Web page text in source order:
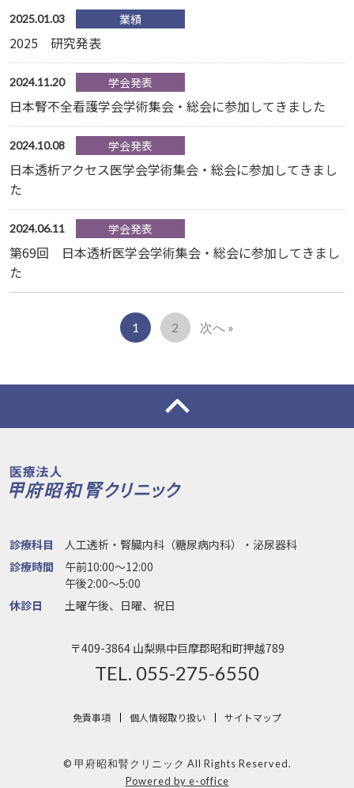
2025.01.03 業績
2025 研究発表
2024.11.20 学会発表
日本腎不全看護学会学術集会・総会に参加してきました
2024.10.08 学会発表
日本透析アクセス医学会学術集会・総会に参加してきまし
た
2024.06.11 学会発表
第69回 日本透析医学会学術集会・総会に参加してきまし
た
1 2 次へ »
診療科目
人工透析・腎臓内科（糖尿病内科）・泌尿器科
診療時間
午前10:00〜12:00
午後2:00〜5:00
休診日
土曜午後、日曜、祝日
〒409-3864 山梨県中巨摩郡昭和町押越789
TEL. 055-275-6550
免責事項 個人情報取り扱い サイトマップ
© 甲府昭和腎クリニック All Rights Reserved.
Powered by e-office